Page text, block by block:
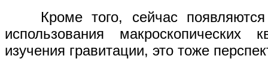
Кроме того, сейчас появляются
использования макроскопических
изучения гравитации, это тоже